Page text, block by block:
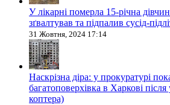
У лікарні померла 15-річна
зґвалтував та підпалив сусід-
31 Жовтня, 2024 17:14
Наскрізна діра: у прокуратурі
багатоповерхівка в Харкові
коптера)